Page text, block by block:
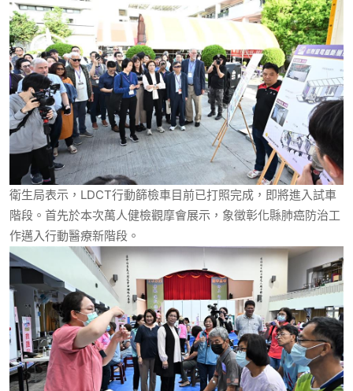
衛生局表示，LDCT行動篩檢車目前已打照完成，即將進入試車
階段。首先於本次萬人健檢觀摩會展示，象徵彰化縣肺癌防治工
作邁入行動醫療新階段。